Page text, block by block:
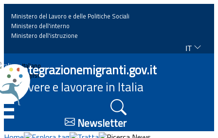
Home
News
Approfondimenti
Ministero del Lavoro e delle Politiche Sociali
Ministero dell'interno
Ministero dell'istruzione
IT
Italiano
English
Integrazionemigranti.gov.it
Vivere e lavorare in Italia
Newsletter